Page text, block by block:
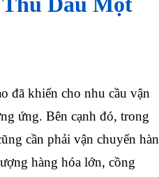
đã khiến cho nhu cầu vận
ứng. Bên cạnh đó, trong
cần phải vận chuyển
hàng hóa lớn, cồng